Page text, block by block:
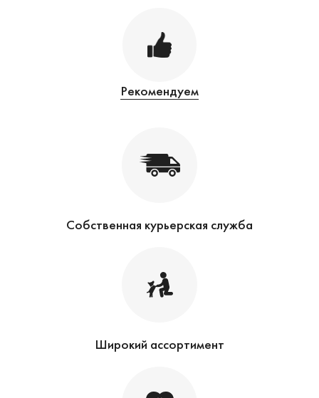
Рекомендуем
Собственная курьерская служба
Широкий ассортимент